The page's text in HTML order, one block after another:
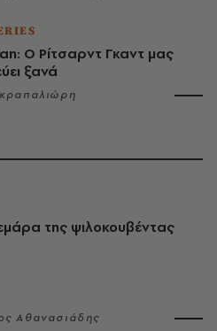
Ο Ρίτσαρντ Γκαντ μας
ξανά
της ψιλοκουβέντας
Αθανασιάδης